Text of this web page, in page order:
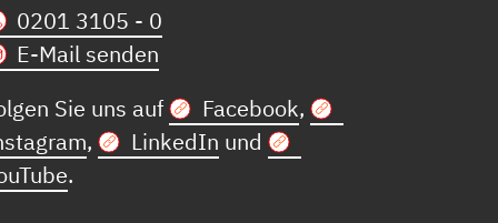
0201 3105 - 0
E-Mail senden
Sie uns auf
Facebook,
, LinkedIn und
.